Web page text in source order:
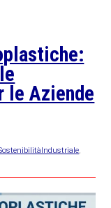
le Aziende